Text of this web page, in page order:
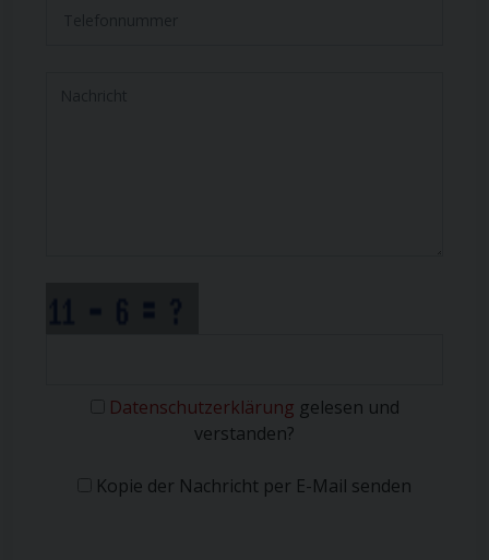
Datenschutzerklärung gelesen und
verstanden?
Kopie der Nachricht per E-Mail senden